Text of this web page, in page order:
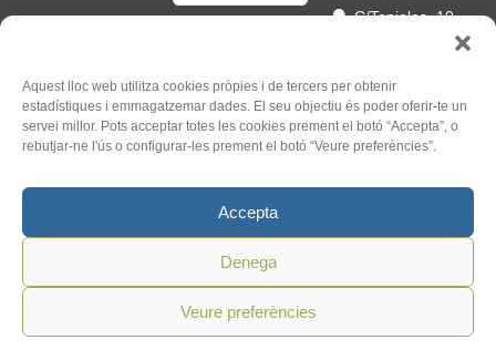
Aquest lloc web utilitza cookies pròpies i de tercers per obtenir
estadístiques i emmagatzemar dades. El seu objectiu és poder oferir-te un
servei millor. Pots acceptar totes les cookies prement el botó “Accepta”, o
rebutjar-ne l'ús o configurar-les prement el botó “Veure preferències”.
Accepta
Denega
Veure preferències
Accepto
l'Informació legal
C/Tapioles, 10
93 505 86 86
hola@acocat.org
2026 ACO. Tots els Drets